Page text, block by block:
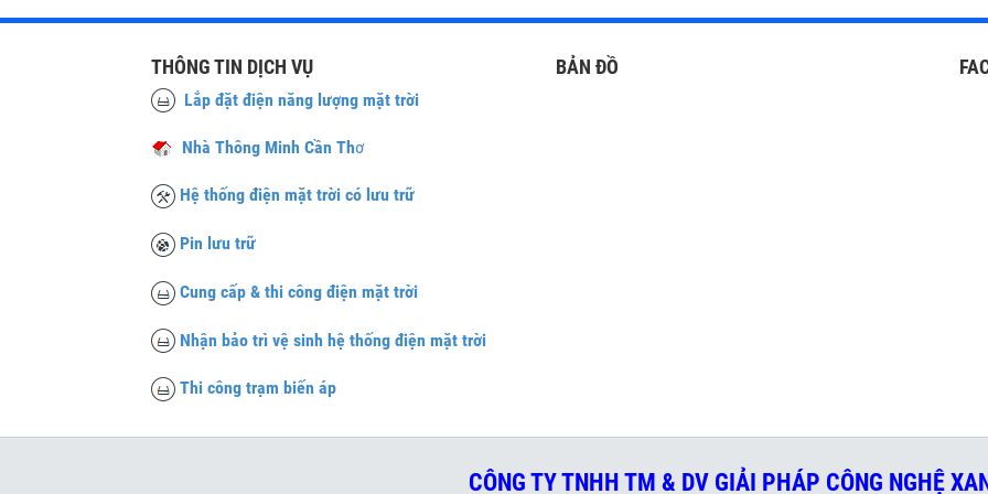
THÔNG TIN DỊCH VỤ
Lắp đặt điện năng lượng mặt trời
Nhà Thông Minh Cần Thơ
Hệ thống điện mặt trời có lưu trữ
Pin lưu trữ
Cung cấp & thi công điện mặt trời
Nhận bảo trì vệ sinh hệ thống điện mặt trời
Thi công trạm biến áp
BẢN ĐỒ
CÔNG TY TNHH TM & DV GIẢI PHÁP CÔNG NGHỆ